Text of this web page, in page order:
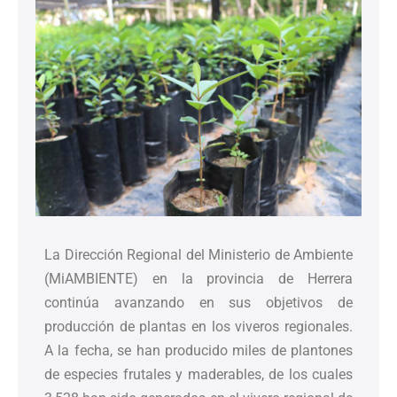
La Dirección Regional del Ministerio de Ambiente
(MiAMBIENTE) en la provincia de Herrera
continúa avanzando en sus objetivos de
producción de plantas en los viveros regionales.
A la fecha, se han producido miles de plantones
de especies frutales y maderables, de los cuales